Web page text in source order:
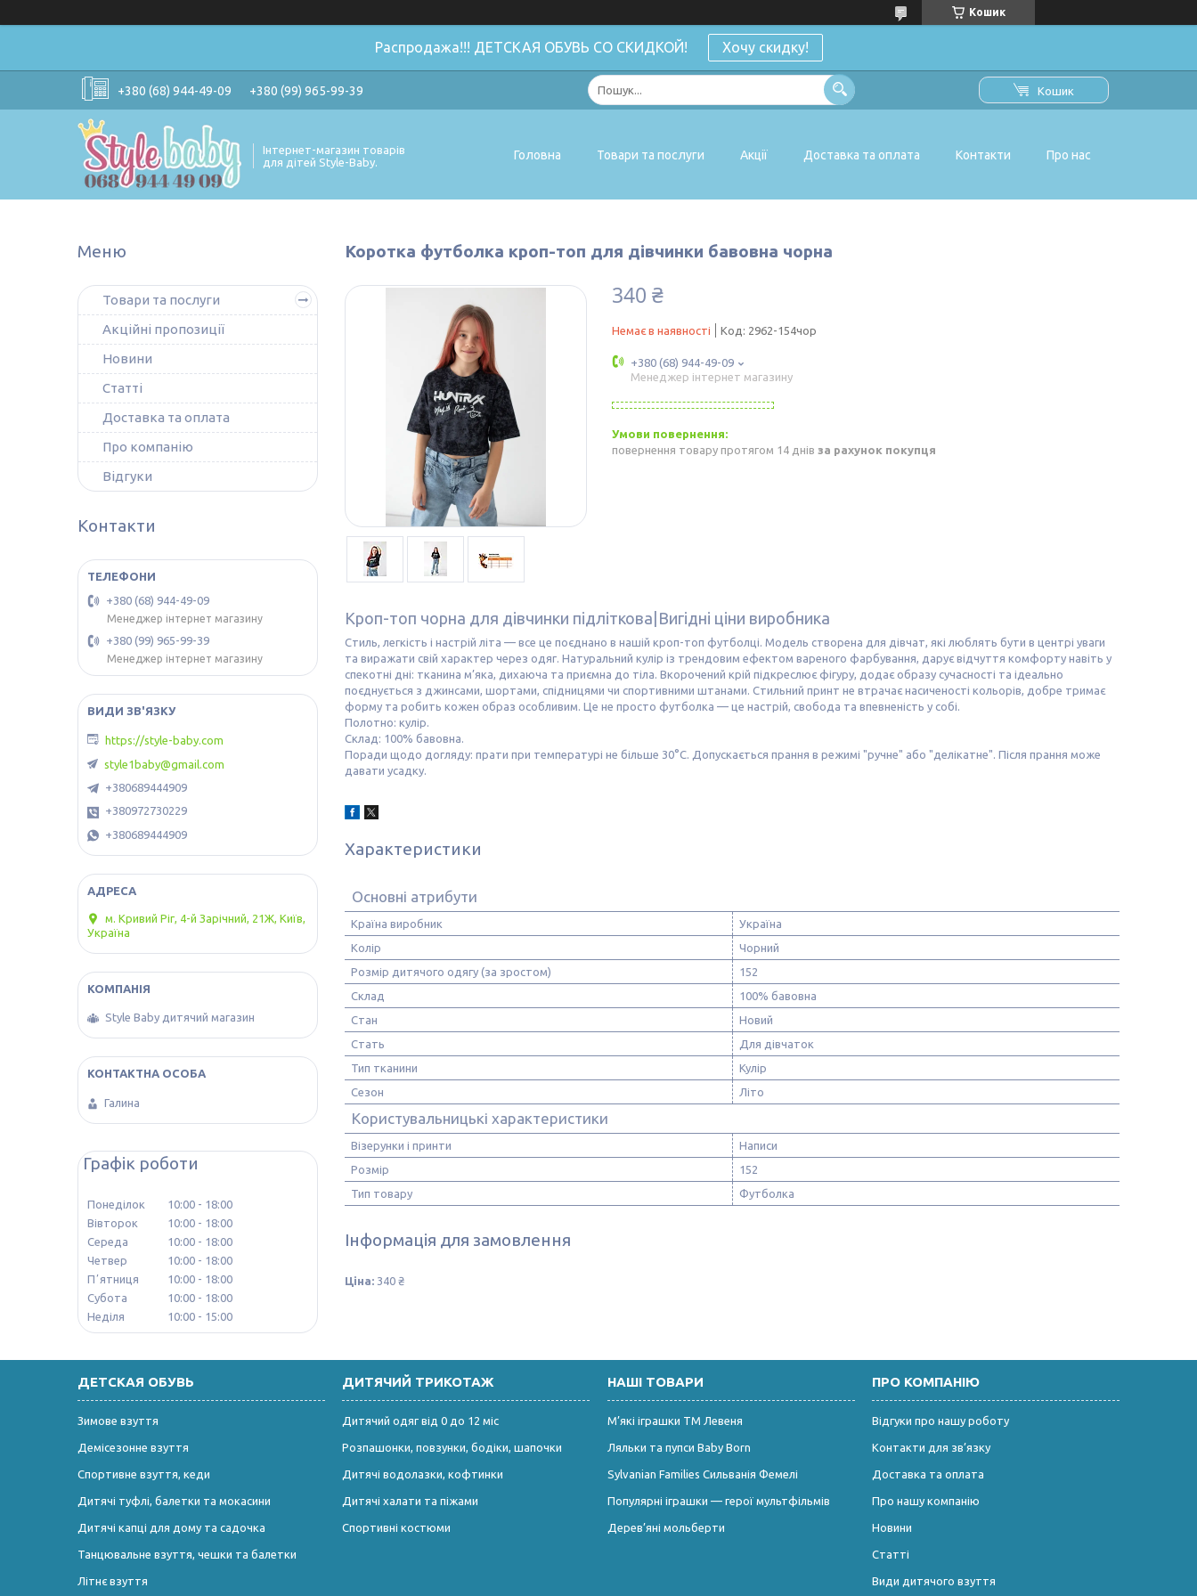
Кошик
Распродажа!!! ДЕТСКАЯ ОБУВЬ СО СКИДКОЙ! Хочу скидку!
+380 (68) 944-49-09 +380 (99) 965-99-39 Кошик
Інтернет-магазин товарів
для дітей Style-Baby.
Головна Товари та послуги Акції Доставка та оплата Контакти Про нас
Коротка футболка кроп-топ для дівчинки бавовна чорна
340 ₴
Немає в наявності Код: 2962-154чор
+380 (68) 944-49-09
Менеджер інтернет магазину
повернення товару протягом 14 днів за рахунок покупця
Кроп-топ чорна для дівчинки підліткова|Вигідні ціни виробника
Стиль, легкість і настрій літа — все це поєднано в нашій кроп-топ футболці. Модель створена для дівчат, які люблять бути в центрі уваги
та виражати свій характер через одяг. Натуральний кулір із трендовим ефектом вареного фарбування, дарує відчуття комфорту навіть у
спекотні дні: тканина м’яка, дихаюча та приємна до тіла. Вкорочений крій підкреслює фігуру, додає образу сучасності та ідеально
поєднується з джинсами, шортами, спідницями чи спортивними штанами. Стильний принт не втрачає насиченості кольорів, добре тримає
форму та робить кожен образ особливим. Це не просто футболка — це настрій, свобода та впевненість у собі.
Полотно: кулір.
Склад: 100% бавовна.
Поради щодо догляду: прати при температурі не більше 30°C. Допускається прання в режимі "ручне" або "делікатне". Після прання може
давати усадку.
Характеристики
Основні атрибути
Країна виробник
Україна
Колір
Чорний
Розмір дитячого одягу (за зростом)
152
Склад
100% бавовна
Стан
Новий
Стать
Для дівчаток
Тип тканини
Кулір
Сезон
Літо
Користувальницькі характеристики
Візерунки і принти
Написи
Розмір
152
Тип товару
Футболка
Інформація для замовлення
Ціна: 340 ₴
Товари та послуги
Акційні пропозиції
Новини
Статті
Доставка та оплата
Про компанію
Відгуки
Контакти
+380 (68) 944-49-09
Менеджер інтернет магазину
+380 (99) 965-99-39
Менеджер інтернет магазину
https://style-baby.com
style1baby@gmail.com
+380689444909
+380972730229
+380689444909
м. Кривий Ріг, 4-й Зарічний, 21Ж, Київ,
Україна
Style Baby дитячий магазин
Галина
Графік роботи
Понеділок 10:00
18:00
Вівторок
10:00
18:00
Середа
10:00
18:00
Четвер
10:00
18:00
Пʼятниця
10:00
18:00
Субота
10:00
18:00
Неділя
10:00 15:00
ДЕТСКАЯ ОБУВЬ
Зимове взуття
Демісезонне взуття
Спортивне взуття, кеди
Дитячі туфлі, балетки та мокасини
Дитячі капці для дому та садочка
Танцювальне взуття, чешки та балетки
Літнє взуття
ДИТЯЧИЙ ТРИКОТАЖ
Дитячий одяг від 0 до 12 міс
Розпашонки, повзунки, бодіки, шапочки
Дитячі водолазки, кофтинки
Дитячі халати та піжами
Спортивні костюми
НАШІ ТОВАРИ
М’які іграшки ТМ Левеня
Ляльки та пупси Baby Born
Sylvanian Families Сильванія Фемелі
Популярні іграшки — герої мультфільмів
Дерев’яні мольберти
ПРО КОМПАНІЮ
Відгуки про нашу роботу
Контакти для зв’язку
Доставка та оплата
Про нашу компанію
Новини
Статті
Види дитячого взуття